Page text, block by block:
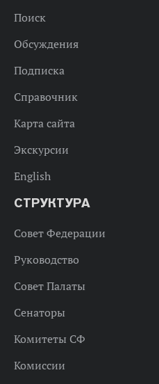
Поиск
Обсуждения
Подписка
Справочник
Карта сайта
Экскурсии
English
СТРУКТУРА
Совет Федерации
Руководство
Совет Палаты
Сенаторы
Комитеты СФ
Комиссии